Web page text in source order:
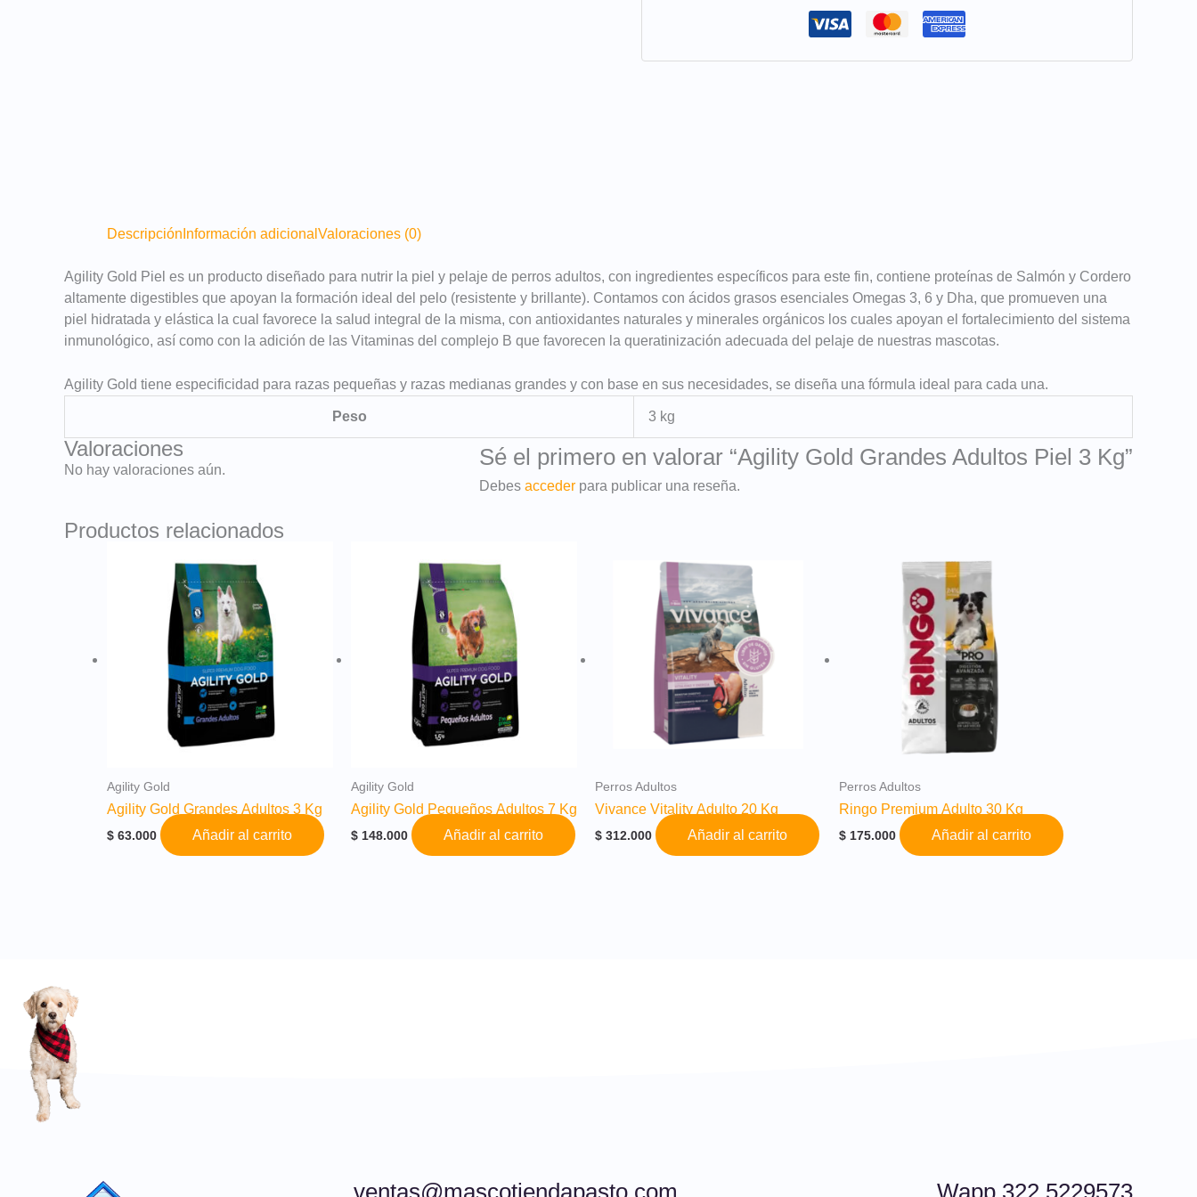
Descripción Información adicional Valoraciones (0)
Agility Gold Piel es un producto diseñado para nutrir la piel y pelaje de perros adultos, con ingredientes específicos para este fin, contiene proteínas de Salmón y Cordero
altamente digestibles que apoyan la formación ideal del pelo (resistente y brillante). Contamos con ácidos grasos esenciales Omegas 3, 6 y Dha, que promueven una
piel hidratada y elástica la cual favorece la salud integral de la misma, con antioxidantes naturales y minerales orgánicos los cuales apoyan el fortalecimiento del sistema
inmunológico, así como con la adición de las Vitaminas del complejo B que favorecen la queratinización adecuada del pelaje de nuestras mascotas.
Agility Gold tiene especificidad para razas pequeñas y razas medianas grandes y con base en sus necesidades, se diseña una fórmula ideal para cada una.
Peso 3 kg
Valoraciones
No hay valoraciones aún. Sé el primero en valorar “Agility Gold Grandes Adultos Piel 3 Kg”
Debes acceder para publicar una reseña.
Productos relacionados
Agility Gold
Agility Gold Grandes Adultos 3 Kg
$ 63.000 Añadir al carrito
Agility Gold
Agility Gold Pequeños Adultos 7 Kg
$ 148.000 Añadir al carrito
Perros Adultos
Vivance Vitality Adulto 20 Kg
$ 312.000 Añadir al carrito
Perros Adultos
Ringo Premium Adulto 30 Kg
$ 175.000 Añadir al carrito